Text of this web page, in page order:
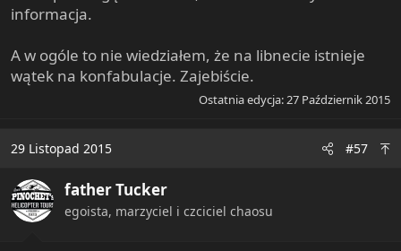
informacja.
A w ogóle to nie wiedziałem, że na libnecie istnieje
wątek na konfabulacje. Zajebiście.
Ostatnia edycja:27 Październik 2015
29 Listopad 2015 #57
father Tucker
egoista, marzyciel i czciciel chaosu